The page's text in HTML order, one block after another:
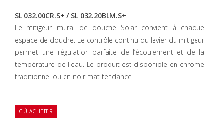
SL 032.00CR.S+ / SL 032.20BLM.S+
Le mitigeur mural de douche Solar convient à chaque
espace de douche. Le contrôle continu du levier du mitigeur
permet une régulation parfaite de l’écoulement et de la
température de l'eau. Le produit est disponible en chrome
traditionnel ou en noir mat tendance.
OÙ ACHETER